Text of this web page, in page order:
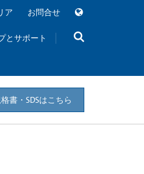
ア お問合せ
とサポート
書・SDSはこちら